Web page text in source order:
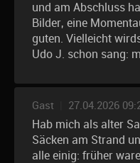
und am Abschluss
Bilder, eine
guten. Vielleicht
Udo J. schon sang:
Gast 27.04.2026
Hab mich als alter
Säcken am Strand
alle einig: früher